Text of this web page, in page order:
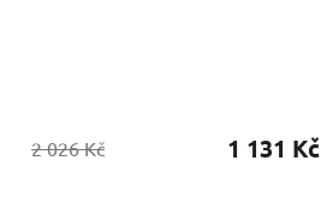
2 026 Kč 1 131 Kč